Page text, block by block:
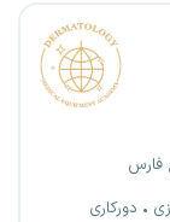
دورکاری